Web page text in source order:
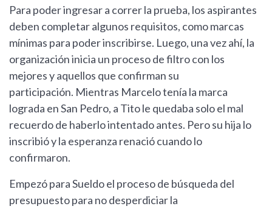
Para poder ingresar a correr la prueba, los aspirantes
deben completar algunos requisitos, como marcas
mínimas para poder inscribirse. Luego, una vez ahí, la
organización inicia un proceso de filtro con los
mejores y aquellos que confirman su
participación. Mientras Marcelo tenía la marca
lograda en San Pedro, a Tito le quedaba solo el mal
recuerdo de haberlo intentado antes. Pero su hija lo
inscribió y la esperanza renació cuando lo
confirmaron.
Empezó para Sueldo el proceso de búsqueda del
presupuesto para no desperdiciar la